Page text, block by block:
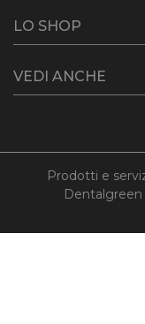
LO SHOP
VEDI ANCHE
Prodotti e